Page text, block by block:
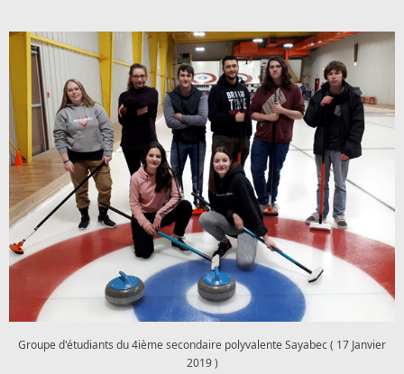
Groupe d'étudiants du 4ième secondaire polyvalente Sayabec ( 17 Janvier
2019 )